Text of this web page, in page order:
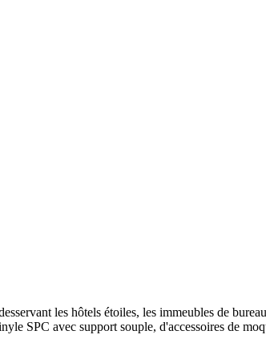
les hôtels étoiles, les immeubles de
SPC avec support souple, d'accessoires de